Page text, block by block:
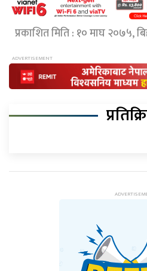
प्रकाशित मिति : १० माघ २०७५,